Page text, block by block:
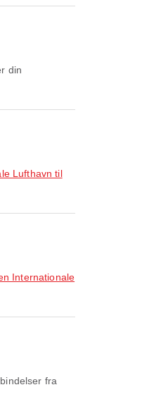
din
Lufthavn til
Internationale
fra